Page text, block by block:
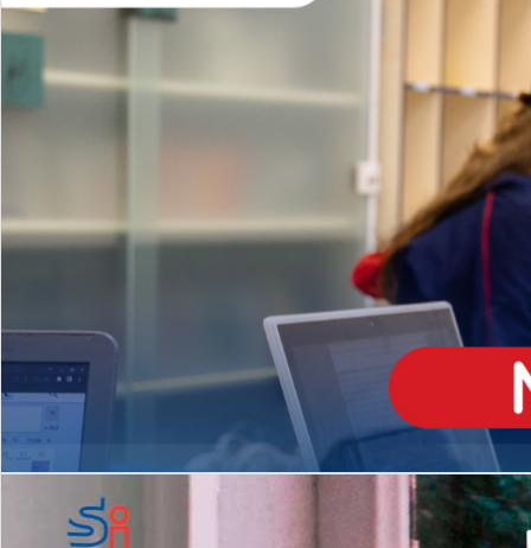
Matrículas Abertas 2026
EDUCAÇÃO INFANTIL
Inglês todos os dias
MÉDIO
igh School
Dupla Diplomação
2º AO 5º ANO FUNDAMENTAL